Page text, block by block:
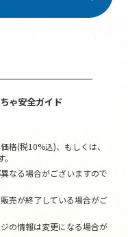
ゃ安全ガイド
格(税10%込)、もしくは、
なる場合がございますので
売が終了している場合がご
の情報は変更になる場合が